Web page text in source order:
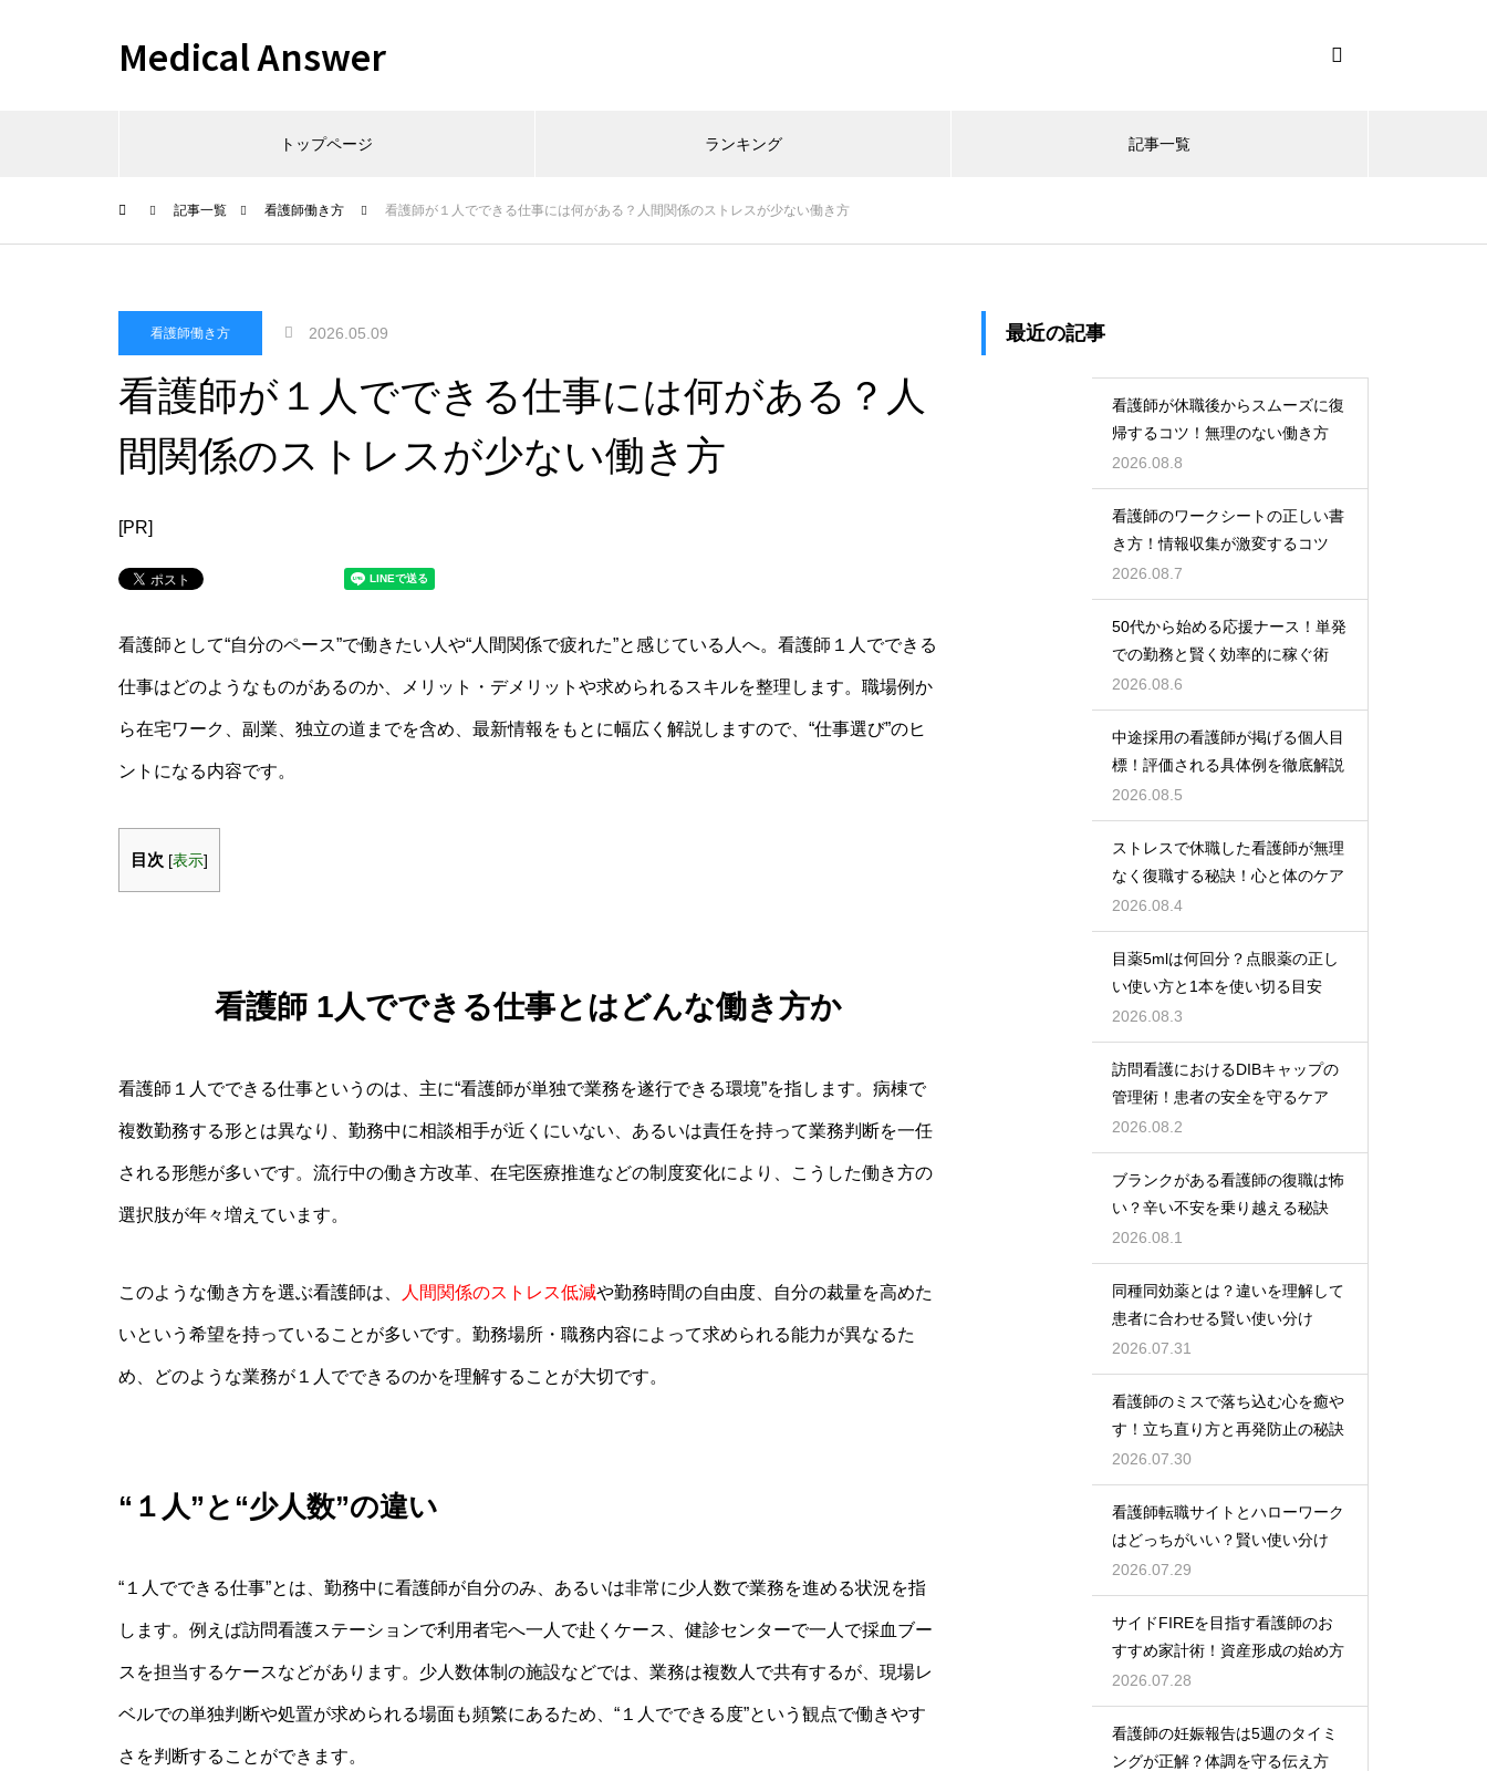
Medical Answer
トップページ ランキング 記事一覧
記事一覧 看護師働き方 看護師が１人でできる仕事には何がある？人間関係のストレスが少ない働き方
看護師働き方 2026.05.09
看護師が１人でできる仕事には何がある？人
間関係のストレスが少ない働き方
[PR]
看護師として“自分のペース”で働きたい人や“人間関係で疲れた”と感じている人へ。看護師１人でできる
仕事はどのようなものがあるのか、メリット・デメリットや求められるスキルを整理します。職場例か
ら在宅ワーク、副業、独立の道までを含め、最新情報をもとに幅広く解説しますので、“仕事選び”のヒ
ントになる内容です。
目次 [表示]
看護師 1人でできる仕事とはどんな働き方か
看護師１人でできる仕事というのは、主に“看護師が単独で業務を遂行できる環境”を指します。病棟で
複数勤務する形とは異なり、勤務中に相談相手が近くにいない、あるいは責任を持って業務判断を一任
される形態が多いです。流行中の働き方改革、在宅医療推進などの制度変化により、こうした働き方の
選択肢が年々増えています。
このような働き方を選ぶ看護師は、 人間関係のストレス低減や勤務時間の自由度、自分の裁量を高めた
いという希望を持っていることが多いです。勤務場所・職務内容によって求められる能力が異なるた
め、どのような業務が１人でできるのかを理解することが大切です。
“１人”と“少人数”の違い
“１人でできる仕事”とは、勤務中に看護師が自分のみ、あるいは非常に少人数で業務を進める状況を指
します。例えば訪問看護ステーションで利用者宅へ一人で赴くケース、健診センターで一人で採血ブー
スを担当するケースなどがあります。少人数体制の施設などでは、業務は複数人で共有するが、現場レ
ベルでの単独判断や処置が求められる場面も頻繁にあるため、“１人でできる度”という観点で働きやす
さを判断することができます。
最近の記事
看護師が休職後からスムーズに復
帰するコツ！無理のない働き方
2026.08.8
看護師のワークシートの正しい書
き方！情報収集が激変するコツ
2026.08.7
50代から始める応援ナース！単発
での勤務と賢く効率的に稼ぐ術
2026.08.6
中途採用の看護師が掲げる個人目
標！評価される具体例を徹底解説
2026.08.5
ストレスで休職した看護師が無理
なく復職する秘訣！心と体のケア
2026.08.4
目薬5mlは何回分？点眼薬の正し
い使い方と1本を使い切る目安
2026.08.3
訪問看護におけるDIBキャップの
管理術！患者の安全を守るケア
2026.08.2
ブランクがある看護師の復職は怖
い？辛い不安を乗り越える秘訣
2026.08.1
同種同効薬とは？違いを理解して
患者に合わせる賢い使い分け
2026.07.31
看護師のミスで落ち込む心を癒や
す！立ち直り方と再発防止の秘訣
2026.07.30
看護師転職サイトとハローワーク
はどっちがいい？賢い使い分け
2026.07.29
サイドFIREを目指す看護師のお
すすめ家計術！資産形成の始め方
2026.07.28
看護師の妊娠報告は5週のタイミ
ングが正解？体調を守る伝え方